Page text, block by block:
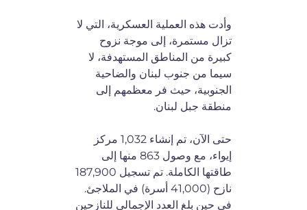
وأدت هذه العملية العسكرية، التي لا
تزال مستمرة، إلى موجة نزوح
كبيرة من المناطق المستهدفة، لا
سيما من جنوب لبنان والضاحية
الجنوبية، حيث فر معظمهم إلى
منطقة جبل لبنان.
حتى الآن، تم إنشاء 1,032 مركز
إيواء، مع وصول 863 منها إلى
طاقتها الكاملة. تم تسجيل 187,900
نازح (41,000 أسرة) في الملاجئ.
في حين بلغ العدد الإجمالي للنازحين